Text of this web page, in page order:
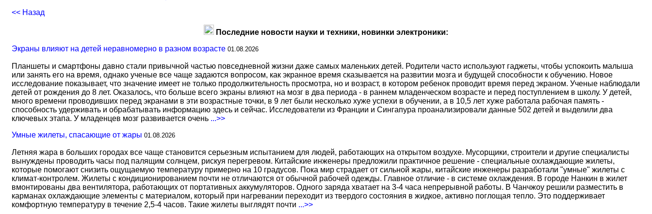
<< Назад
Последние новости науки и техники, новинки электроники:
Экраны влияют на детей неравномерно в разном возрасте 01.08.2026
Планшеты и смартфоны давно стали привычной частью повседневной жизни даже самых маленьких детей. Родители часто используют гаджеты, чтобы успокоить малыша
или занять его на время, однако ученые все чаще задаются вопросом, как экранное время сказывается на развитии мозга и будущей способности к обучению. Новое
исследование показывает, что значение имеет не только продолжительность просмотра, но и возраст, в котором ребенок проводит время перед экраном. Ученые наблюдали
детей от рождения до 8 лет. Оказалось, что больше всего экраны влияют на мозг в два периода - в раннем младенческом возрасте и перед поступлением в школу. У детей,
много времени проводивших перед экранами в эти возрастные точки, в 9 лет были несколько хуже успехи в обучении, а в 10,5 лет хуже работала рабочая память -
способность удерживать и обрабатывать информацию здесь и сейчас. Исследователи из Франции и Сингапура проанализировали данные 502 детей и выделили два
ключевых этапа. У младенцев мозг развивается очень ...>>
Умные жилеты, спасающие от жары 01.08.2026
Летняя жара в больших городах все чаще становится серьезным испытанием для людей, работающих на открытом воздухе. Мусорщики, строители и другие специалисты
вынуждены проводить часы под палящим солнцем, рискуя перегревом. Китайские инженеры предложили практичное решение - специальные охлаждающие жилеты,
которые помогают снизить ощущаемую температуру примерно на 10 градусов. Пока мир страдает от сильной жары, китайские инженеры разработали "умные" жилеты с
климат-контролем. Жилеты с кондиционированием почти не отличаются от обычной рабочей одежды. Главное отличие - в системе охлаждения. В городе Нанкин в жилет
вмонтированы два вентилятора, работающих от портативных аккумуляторов. Одного заряда хватает на 3-4 часа непрерывной работы. В Чанчжоу решили разместить в
карманах охлаждающие элементы с материалом, который при нагревании переходит из твердого состояния в жидкое, активно поглощая тепло. Это поддерживает
комфортную температуру в течение 2,5-4 часов. Такие жилеты выглядят почти ...>>